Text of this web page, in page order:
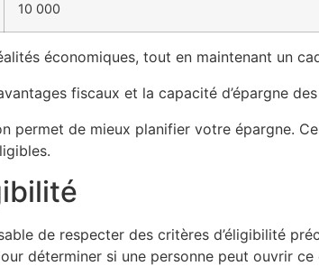
10 000
économiques, tout en maintenant un
fiscaux et la capacité d’épargne
permet de mieux planifier votre épargne.
de respecter des critères d’éligibilité
déterminer si une personne peut ouvrir ce